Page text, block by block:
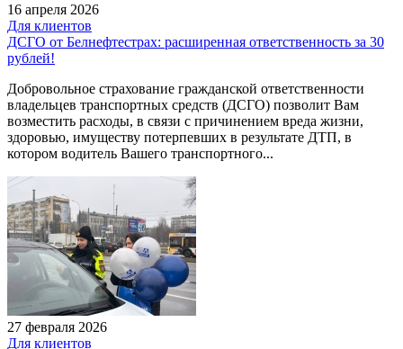
16 апреля 2026
Для клиентов
ДСГО от Белнефтестрах: расширенная ответственность за 30
рублей!
Добровольное страхование гражданской ответственности
владельцев транспортных средств (ДСГО) позволит Вам
возместить расходы, в связи с причинением вреда жизни,
здоровью, имуществу потерпевших в результате ДТП, в
котором водитель Вашего транспортного...
27 февраля 2026
Для клиентов